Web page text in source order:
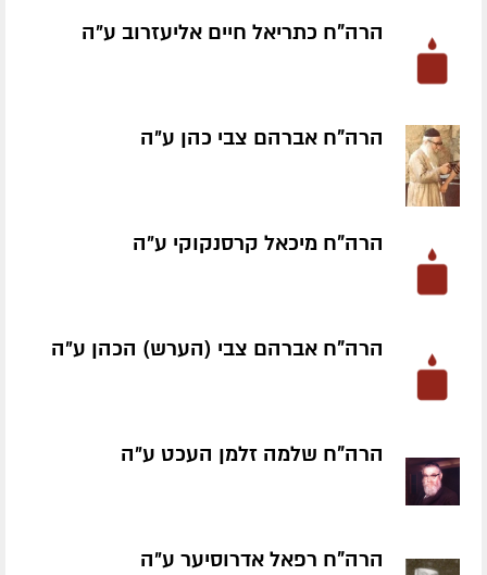
הרה"ח כתריאל חיים אליעזרוב ע״ה
הרה"ח אברהם צבי כהן ע״ה
הרה"ח מיכאל קרסנקוקי ע״ה
הרה"ח אברהם צבי (הערש) הכהן ע״ה
הרה"ח שלמה זלמן העכט ע״ה
הרה"ח רפאל אדרוסיער ע״ה